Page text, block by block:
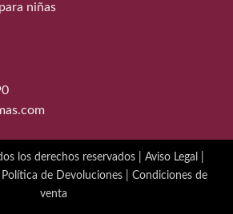
niñas
los derechos reservados | Aviso Legal
Política de Devoluciones| Condiciones de
venta